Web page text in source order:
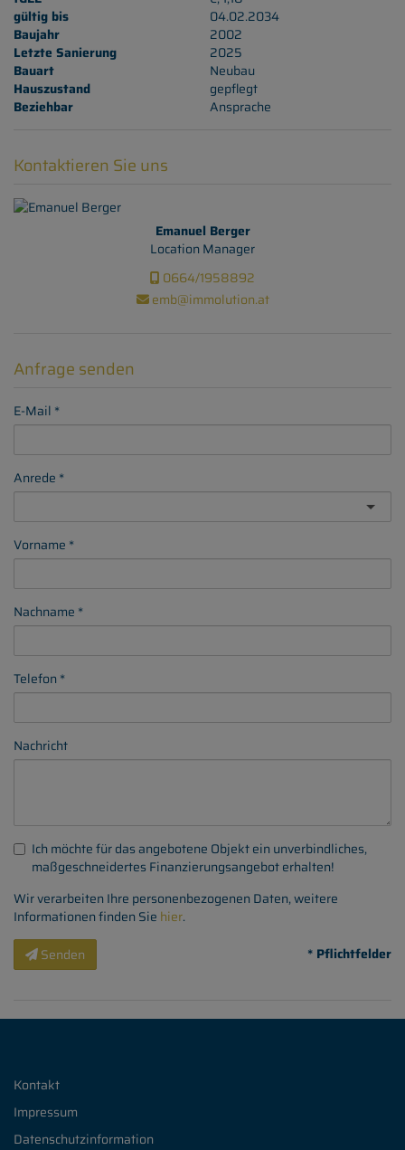
gültig bis
04.02.2034
Baujahr
2002
Letzte Sanierung
2025
Bauart
Neubau
Hauszustand
gepflegt
Beziehbar
Ansprache
Kontaktieren Sie uns
Emanuel Berger
Location Manager
0664/1958892
emb@immolution.at
Anfrage senden
E-Mail
Anrede
Vorname
Nachname
Telefon
Nachricht
Ich möchte für das angebotene Objekt ein unverbindliches,
maßgeschneidertes Finanzierungsangebot erhalten!
Wir verarbeiten Ihre personenbezogenen Daten, weitere
Informationen finden Sie hier.
Senden
* Pflichtfelder
Kontakt
Impressum
Datenschutzinformation